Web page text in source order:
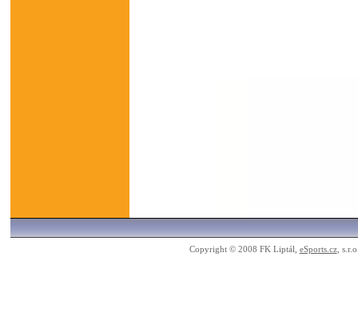
Copyright © 2008 FK Liptál, eSports.cz,